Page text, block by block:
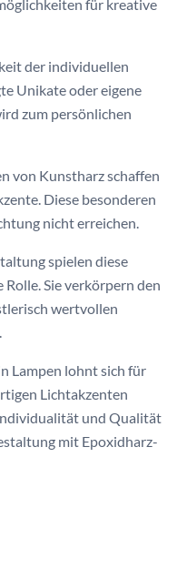
für kreative
der individuellen
Unikate oder eigene
zum persönlichen
von Kunstharz schaffen
Diese besonderen
nicht erreichen.
spielen diese
Sie verkörpern den
wertvollen
Lampen lohnt sich für
Lichtakzenten
und Qualität
mit Epoxidharz-